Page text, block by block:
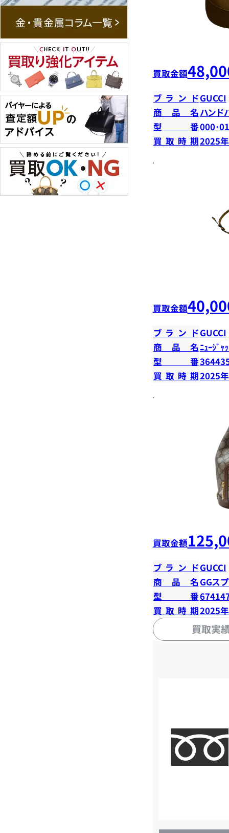
買取金額
ブランドGUCCI
商品名 ハンド
型番000･
買取時期2025
買取金額
ブランドGUCCI
商品名ﾆｭｰｼﾞｬ
型番
買取時期2025
買取金額
ブランドGUCCI
商品名 GGス
型番
買取時期2025
買取実